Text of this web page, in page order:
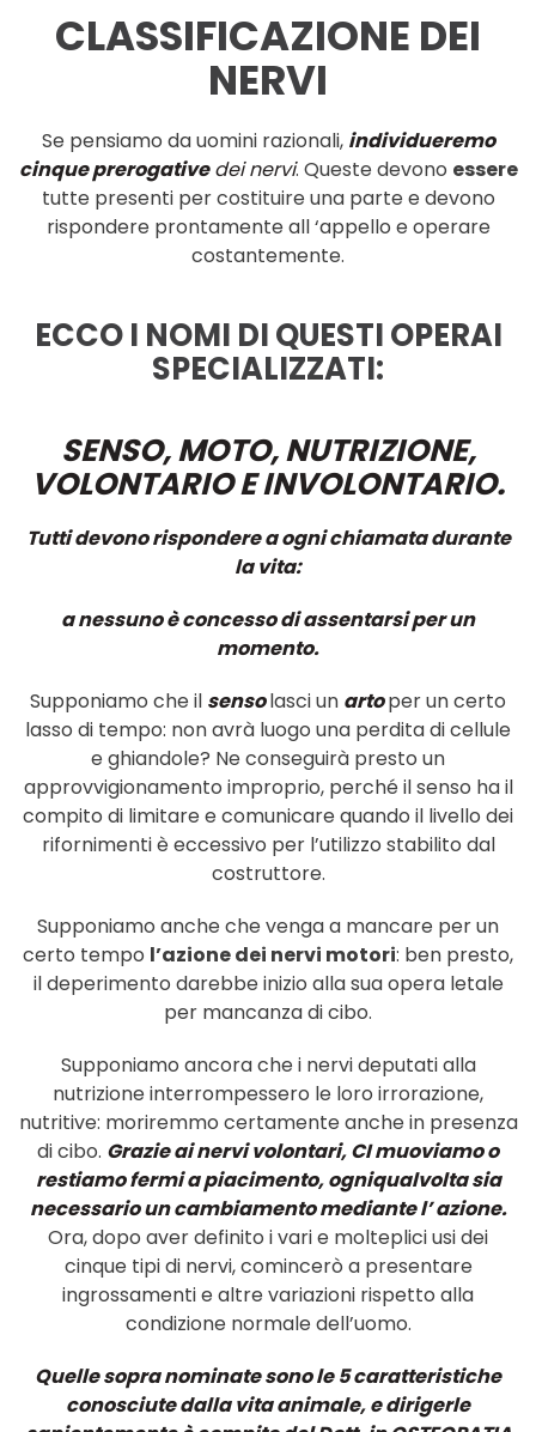
CLASSIFICAZIONE DEI
NERVI
Se pensiamo dauomini razionali, individueremo
cinque prerogative deinervi. Queste devono essere
tutte presenti per costituireuna parte edevono
rispondere prontamenteall‘appello eoperare
costantemente.
ECCOI NOMI DIQUESTIOPERAI
SPECIALIZZATI:
SENSO,MOTO,NUTRIZIONE,
VOLONTARIOE INVOLONTARIO.
Tuttidevonorispondereaognichiamata durante
lavita:
anessunoèconcessodiassentarsi perun
momento.
Supponiamo cheil sensolasciun artoperuncerto
lasso di tempo: nonavrà luogo una perditadicellule
eghiandole? Neconseguirà presto un
approvvigionamento improprio, perchéilsenso hail
compito di limitareecomunicarequando il livello dei
rifornimentièeccessivo per l’utilizzo stabilito dal
costruttore.
Supponiamo anchechevenga a mancare perun
certo tempo l’azionedei nervi motori: ben presto,
ildeperimento darebbeinizio allasuaopera letale
per mancanzadicibo.
Supponiamo ancorachei nervideputati alla
nutrizioneinterrompessero le loro irrorazione,
nutritive: moriremmo certamente anchein presenza
dicibo. Grazieainervivolontari,CImuoviamoo
restiamofermia piacimento,ogniqualvolta sia
necessariouncambiamentomediante l’azione.
Ora,dopo averdefinito ivarie moltepliciusidei
cinque tipidi nervi, comincerò a presentare
ingrossamentie altrevariazioni rispetto alla
condizione normale dell’uomo.
Quelle sopra nominate sono le 5 caratteristiche
conosciute dalla vita animale, e dirigerle